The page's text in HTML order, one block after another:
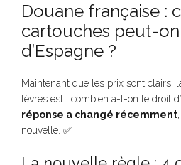
Douane française :
cartouches peut-
d’Espagne ?
Maintenant que les prix sont clairs,
lèvres est : combien a-t-on le droit
réponse a changé récemment
nouvelle. ✅